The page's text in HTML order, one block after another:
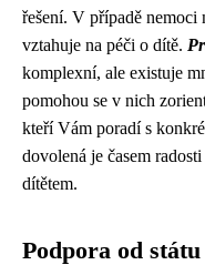
řešení. V případě nemoci
vztahuje na péči o dítě.
komplexní, ale existuje
pomohou se v nich
kteří Vám poradí s
dovolená je časem
dítětem.
Podpora od státu